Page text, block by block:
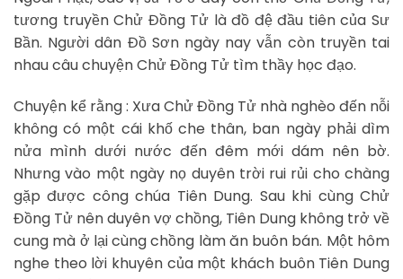
tương truyền Chử Đồng Tử là đồ đệ đầu tiên của Sư
Bần. Người dân Đồ Sơn ngày nay vẫn còn truyền tai
nhau câu chuyện Chử Đồng Tử tìm thầy học đạo.
Chuyện kể rằng : Xưa Chử Đồng Tử nhà nghèo đến nỗi
không có một cái khố che thân, ban ngày phải dìm
nửa mình dưới nước đến đêm mới dám nên bờ.
Nhưng vào một ngày nọ duyên trời rui rủi cho chàng
gặp được công chúa Tiên Dung. Sau khi cùng Chử
Đồng Tử nên duyên vợ chồng, Tiên Dung không trở về
cung mà ở lại cùng chồng làm ăn buôn bán. Một hôm
nghe theo lời khuyên của một khách buôn Tiên Dung